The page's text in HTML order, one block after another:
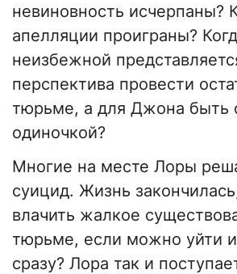
невиновность исчерпаны?
апелляции проиграны?
неизбежной
перспектива провести
тюрьме, а для Джона быть
одиночкой?
Многие на месте Лоры
суицид. Жизнь
влачить жалкое
тюрьме, если можно уйти
сразу? Лора так и